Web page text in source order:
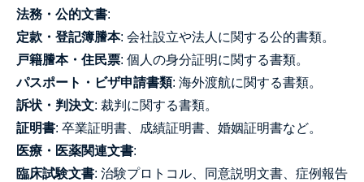
法務・公的文書:
定款・登記簿謄本: 会社設立や法人に関する公的書類。
戸籍謄本・住民票: 個人の身分証明に関する書類。
パスポート・ビザ申請書類: 海外渡航に関する書類。
訴状・判決文: 裁判に関する書類。
証明書: 卒業証明書、成績証明書、婚姻証明書など。
医療・医薬関連文書:
臨床試験文書: 治験プロトコル、同意説明文書、症例報告